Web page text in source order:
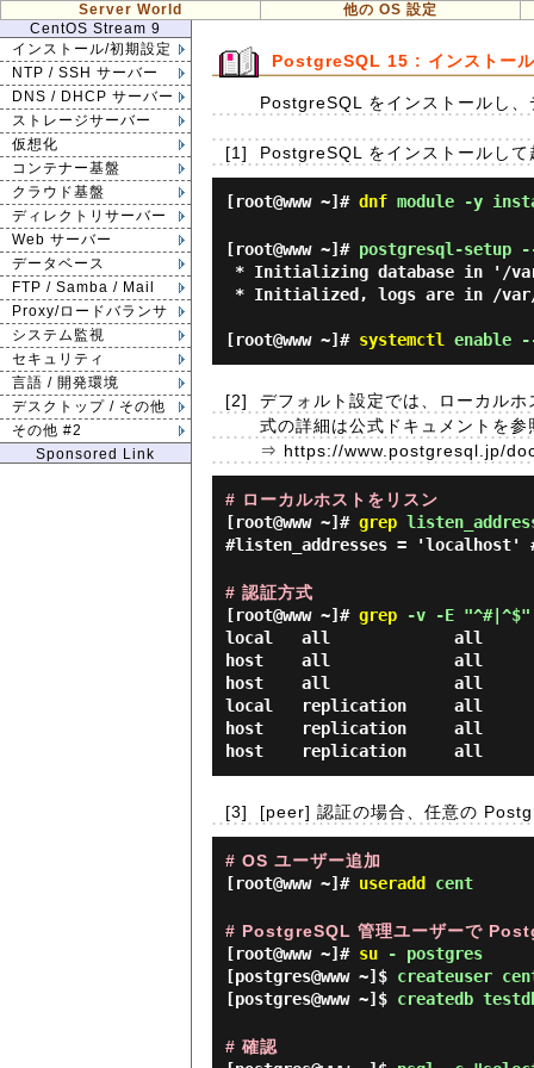
Server World 他の OS 設定
CentOS Stream 9
インストール/初期設定
NTP / SSH サーバー
DNS / DHCP サーバー
ストレージサーバー
仮想化
コンテナー基盤
クラウド基盤
ディレクトリサーバー
Web サーバー
データベース
FTP / Samba / Mail
Proxy/ロードバランサ
システム監視
セキュリティ
言語 / 開発環境
デスクトップ / その他
その他 #2
Sponsored Link
PostgreSQL 15 : インストール
PostgreSQL をインストールし、
[1] PostgreSQL をインストールして
[root@www ~]# dnf module -y
[root@www ~]# postgresql-setup
[root@www ~]# systemctl enable
[2]
デフォルト設定では、ローカル
式の詳細は公式ドキュメントを参
⇒ https://www.postgresql.jp/
# ローカルホストをリスン
[root@www ~]# grep
#listen_addresses = 'localhost'
# 認証方式
[root@www ~]# grep -v -E "^#|^$"
local   all             all
host    all             all
host    all             all
local   replication     all
host    replication     all
[3] [peer] 認証の場合、任意の
# OS ユーザー追加
[root@www ~]# useradd cent
# PostgreSQL 管理ユーザーで
[root@www ~]# su - postgres
[postgres@www ~]$ createuser
[postgres@www ~]$ createdb
# 確認